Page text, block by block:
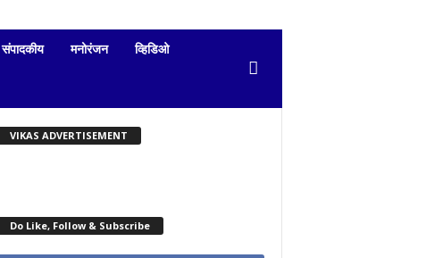
संपादकीय मनोरंजन व्हिडिओ
VIKAS ADVERTISEMENT
Do Like, Follow & Subscribe